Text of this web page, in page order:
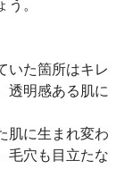
。
いた箇所はキレ
透明感ある肌に
肌に生まれ変わ
毛穴も目立たな